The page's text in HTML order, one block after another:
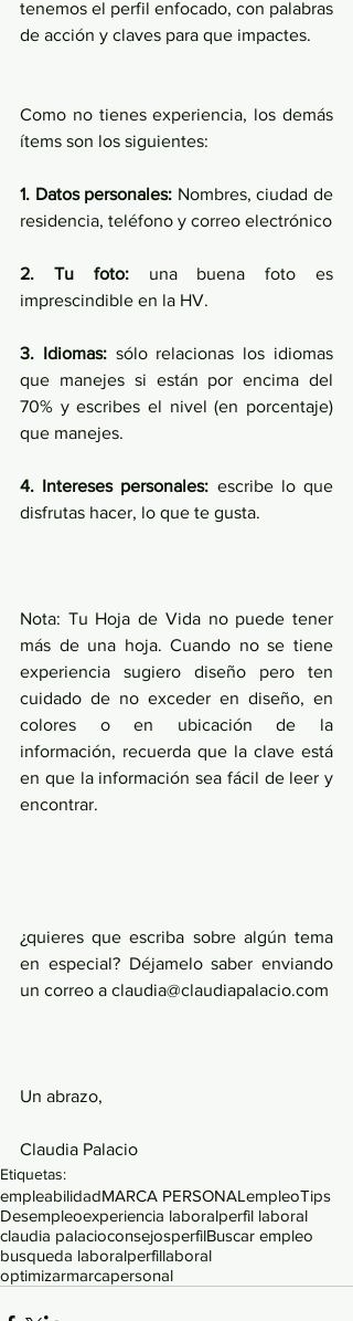
tenemos el perfil enfocado, con palabras
de acción y claves para que impactes.
Como no tienes experiencia, los demás
ítems son los siguientes:
1. Datos personales: Nombres, ciudad de
residencia, teléfono y correo electrónico
2. Tu foto: una buena foto es
imprescindible en la HV.
3. Idiomas: sólo relacionas los idiomas
que manejes si están por encima del
70% y escribes el nivel (en porcentaje)
que manejes.
4. Intereses personales: escribe lo que
disfrutas hacer, lo que te gusta.
Nota: Tu Hoja de Vida no puede tener
más de una hoja. Cuando no se tiene
experiencia sugiero diseño pero ten
cuidado de no exceder en diseño, en
colores o en ubicación de la
información, recuerda que la clave está
en que la información sea fácil de leer y
encontrar.
¿quieres que escriba sobre algún tema
en especial? Déjamelo saber enviando
un correo a claudia@claudiapalacio.com
Un abrazo,
Claudia Palacio
Etiquetas:
empleabilidadMARCA PERSONALempleoTips
Desempleoexperiencia laboralperfil laboral
claudia palacioconsejosperfilBuscar empleo
busqueda laboralperfillaboral
optimizarmarcapersonal